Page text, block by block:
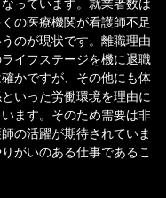
っています。就業者数は
の医療機関が看護師不足
のが現状です。離職理由
イフステージを機に退職
かですが、その他にも体
いった労働環境を理由に
ます。そのため需要は非
の活躍が期待されていま
がいのある仕事であるこ